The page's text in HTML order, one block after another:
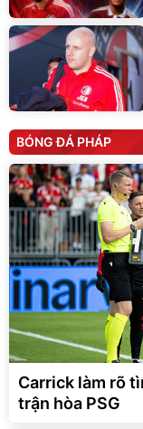
BÓNG ĐÁ PHÁP
Carrick làm rõ
trận hòa PSG